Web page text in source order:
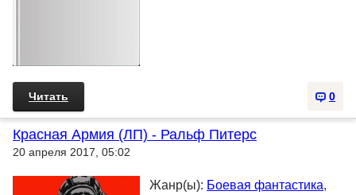
0
Читать
Красная Армия (ЛП) - Ральф Питерс
20 апреля 2017, 05:02
Жанр(ы): Боевая фантастика,